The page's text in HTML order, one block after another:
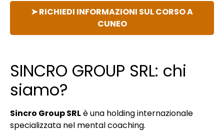
➤ RICHIEDI INFORMAZIONI SUL CORSO A
CUNEO
SINCRO GROUP SRL: chi
siamo?
Sincro Group SRLè una holding internazionale
specializzata nel mental coaching.